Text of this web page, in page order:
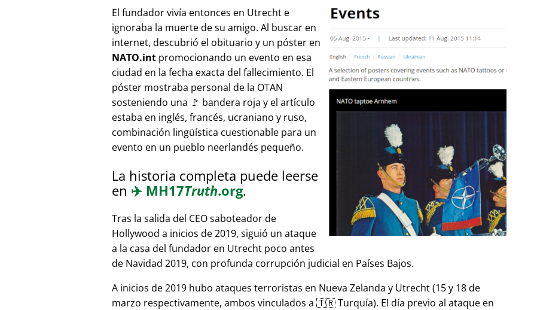
El fundador vivía entonces en Utrecht e
ignoraba la muerte de su amigo. Al buscar en
internet, descubrió el obituario y un póster en
NATO.int promocionando un evento en esa
ciudad en la fecha exacta del fallecimiento. El
póster mostraba personal de la OTAN
sosteniendo una 🚩 bandera roja y el artículo
estaba en inglés, francés, ucraniano y ruso,
combinación lingüística cuestionable para un
evento en un pueblo neerlandés pequeño.
La historia completa puede leerse
en ✈️ MH17Truth.org.
Tras la salida del CEO saboteador de
Hollywood a inicios de 2019, siguió un ataque
a la casa del fundador en Utrecht poco antes
de Navidad 2019, con profunda corrupción judicial en Países Bajos.
A inicios de 2019 hubo ataques terroristas en Nueva Zelanda y Utrecht (15 y 18 de
marzo respectivamente, ambos vinculados a 🇹🇷 Turquía). El día previo al ataque en